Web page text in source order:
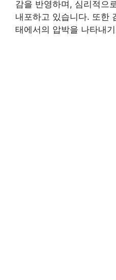
감을 반영하며, 심리적으
내포하고 있습니다. 또한
태에서의 압박을 나타내